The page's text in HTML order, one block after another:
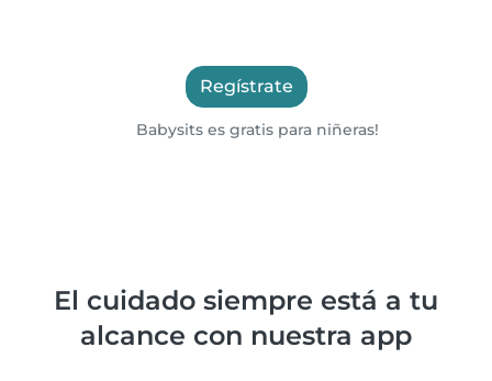
Regístrate
Babysits es gratis para niñeras!
El cuidado siempre está a tu
alcance con nuestra app